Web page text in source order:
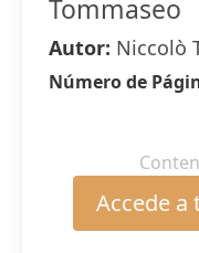
Tommaseo
Autor: Niccolò
Número de
Accede